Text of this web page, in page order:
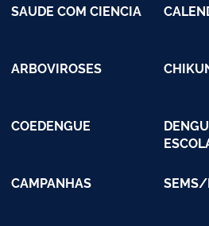
SAUDE COM CIENCIA
ARBOVIROSES
COEDENGUE
CAMPANHAS